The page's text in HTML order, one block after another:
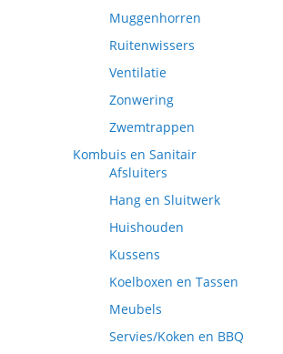
Muggenhorren
Ruitenwissers
Ventilatie
Zonwering
Zwemtrappen
Kombuis en Sanitair
Afsluiters
Hang en Sluitwerk
Huishouden
Kussens
Koelboxen en Tassen
Meubels
Servies/Koken en BBQ